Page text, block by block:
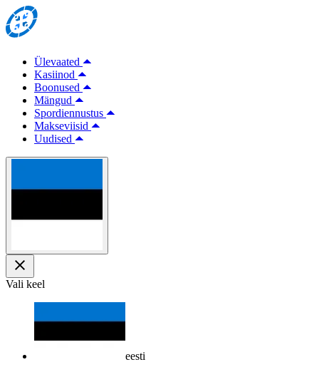
Ülevaated
Kasiinod
Boonused
Mängud
Spordiennustus
Makseviisid
Uudised
Vali keel
eesti